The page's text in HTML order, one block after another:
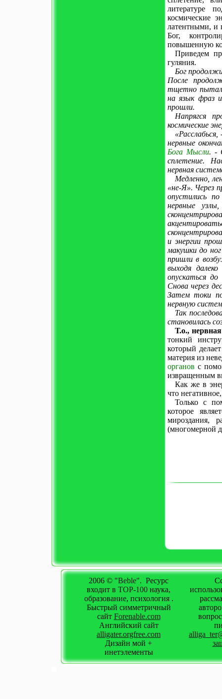
литературе
космические
латентными, и
Бог,
повышенную
Приведем
гуляния.
Бог
После
тщетно
на язык фраз
прошли.
Напрягся
космические
нервные
Бога Мысли. -
сплетение.
нервная
Медленно,
«не-Я». Через
опустились
нервные
и энергии
макушки до
пришли в
выходя
опускаться
Снова через
Затем токи
нервную
Так
становилась
Т.о.,
тонкий
который
материя из
органов с
извращенным
Как же в
что
Только с
которое
мироздания,
(многомерной
2006 © "Beble". Ресурс
входит в TOP-100 наука,
образование, психология .
Быстрый симметричный
сайт Forenable.com
Английский сайт
alligater.orgfree.com
Дизайн мой +
инетэлементы